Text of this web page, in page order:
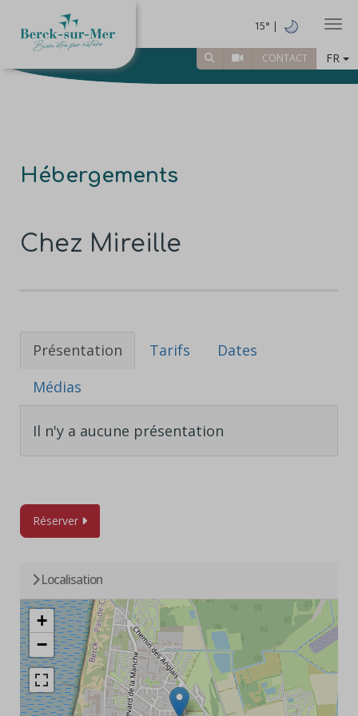
15° |
CONTACT FR
Hébergements
Chez Mireille
Présentation Tarifs
Dates
Médias
Il n'y a aucune présentation
Réserver
Localisation
+
−